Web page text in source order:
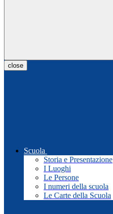
close
Scuola
Storia e Presentazione
I Luoghi
Le Persone
I numeri della scuola
Le Carte della Scuola